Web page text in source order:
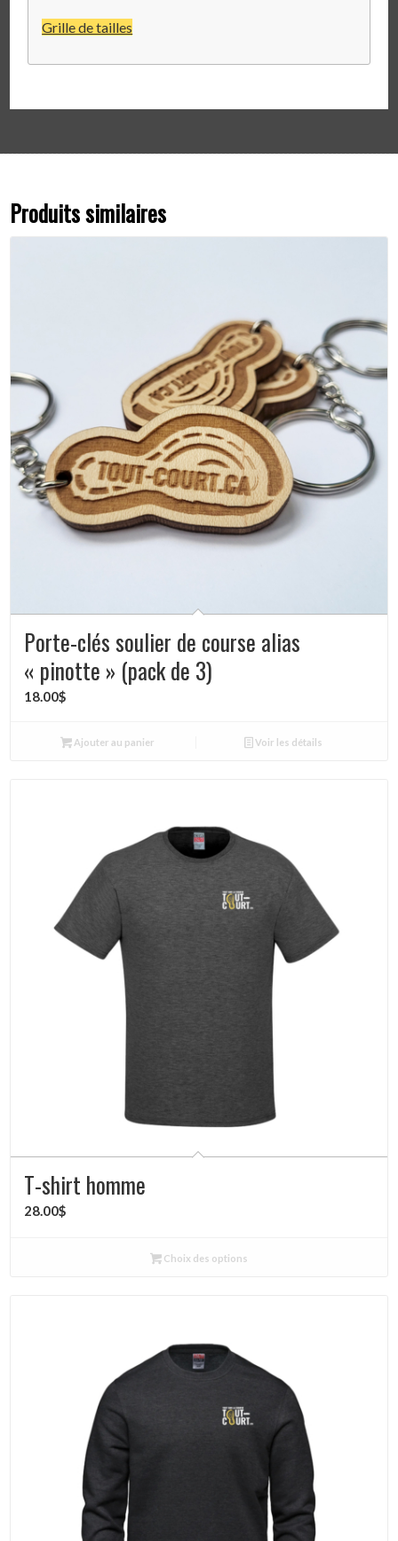
Grille de tailles
Produits similaires
Porte-clés soulier de course alias
« pinotte » (pack de 3)
18.00$
Ajouter au panier Voir les détails
T-shirt homme
28.00$
Choix des options